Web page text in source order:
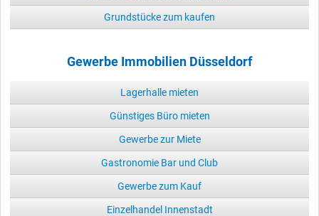
Grundstücke zum kaufen
Gewerbe Immobilien Düsseldorf
Lagerhalle mieten
Günstiges Büro mieten
Gewerbe zur Miete
Gastronomie Bar und Club
Gewerbe zum Kauf
Einzelhandel Innenstadt